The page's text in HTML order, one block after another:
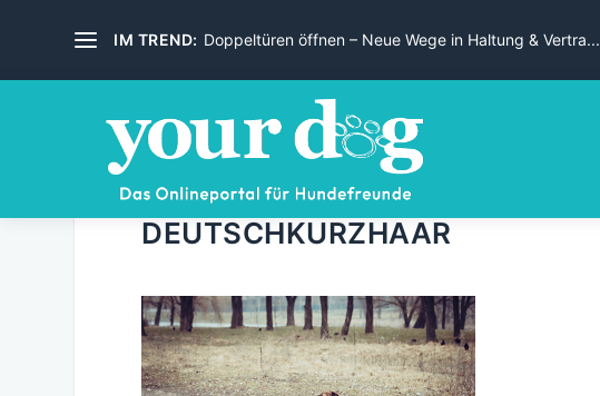
IM TREND: Doppeltüren öffnen – Neue Wege in Haltung & Vertra...
DEUTSCHKURZHAAR